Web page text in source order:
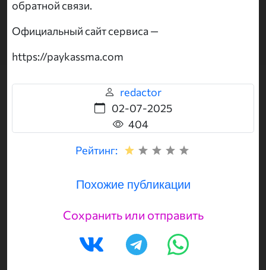
обратной связи.
Официальный сайт сервиса —
https://paykassma.com
redactor
02-07-2025
404
Рейтинг:
Похожие публикации
Сохранить или отправить